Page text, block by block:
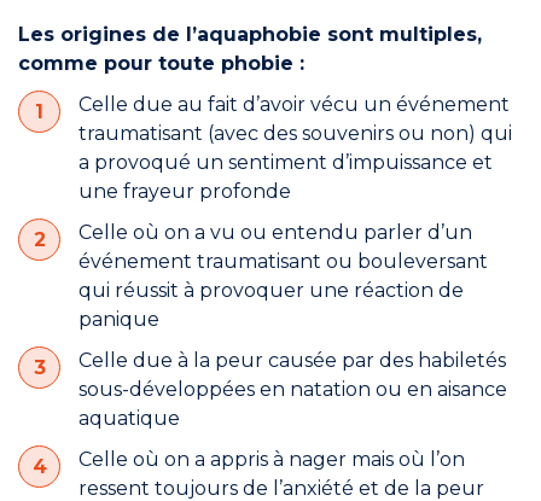
Les origines de l’aquaphobie sont multiples,
comme pour toute phobie :
Celle due au fait d’avoir vécu un événement
traumatisant (avec des souvenirs ou non) qui
a provoqué un sentiment d’impuissance et
une frayeur profonde
Celle où on a vu ou entendu parler d’un
événement traumatisant ou bouleversant
qui réussit à provoquer une réaction de
panique
Celle due à la peur causée par des habiletés
sous-développées en natation ou en aisance
aquatique
Celle où on a appris à nager mais où l’on
ressent toujours de l’anxiété et de la peur